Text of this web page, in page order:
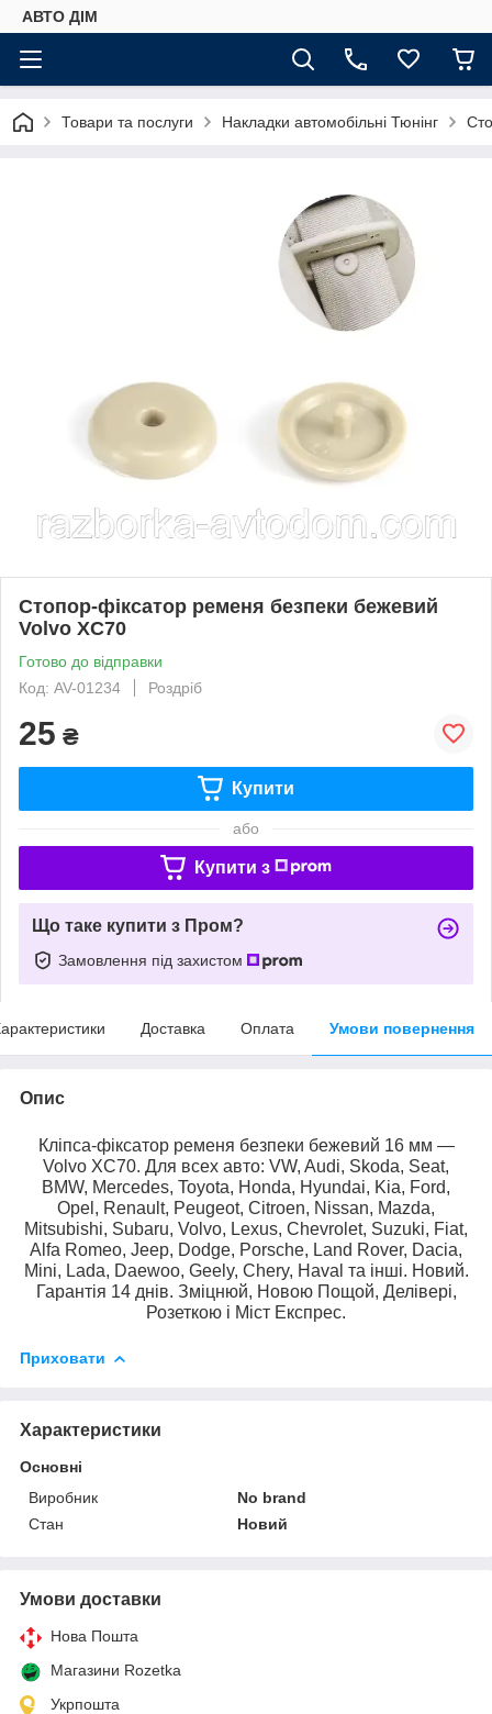
АВТО ДIМ
Товари та послуги Накладки автомобільні Тюнінг
Стопор-фіксатор ременя безпеки бежевий
Volvo XC70
Готово до відправки
Код: AV-01234
Роздріб
25 ₴
Купити
або
Купити з
Що таке купити з Пром?
Замовлення під захистом
Доставка Оплата Умови повернення
Опис
Кліпса-фіксатор ременя безпеки бежевий 16 мм —
Volvo XC70. Для всех авто: VW, Audi, Skoda, Seat,
BMW, Mercedes, Toyota, Honda, Hyundai, Kia, Ford,
Opel, Renault, Peugeot, Citroen, Nissan, Mazda,
Mitsubishi, Subaru, Volvo, Lexus, Chevrolet, Suzuki, Fiat,
Alfa Romeo, Jeep, Dodge, Porsche, Land Rover, Dacia,
Mini, Lada, Daewoo, Geely, Chery, Haval та інші. Новий.
Гарантія 14 днів. Зміцнюй, Новою Пощой, Делівері,
Розеткою і Міст Експрес.
Приховати
Характеристики
Основні
Виробник
No brand
Стан
Новий
Умови доставки
Нова Пошта
Магазини Rozetka
Укрпошта